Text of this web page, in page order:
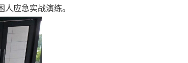
应急实战演练。